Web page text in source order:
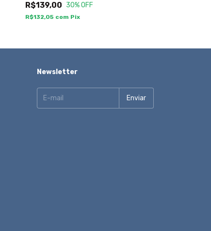
R$139,00 30% OFF
R$132,05 com Pix
Newsletter